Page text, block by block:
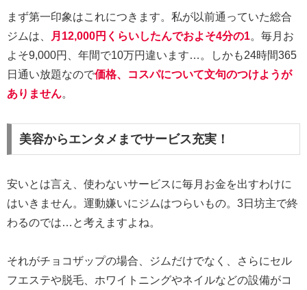
まず第一印象はこれにつきます。私が以前通っていた総合
ジムは、
月12,000円くらいしたんでおよそ4分の1。毎月お
よそ9,000円、年間で10万円違います…。しかも24時間365
日通い放題なので価格、コスパについて文句のつけようが
ありません。
美容からエンタメまでサービス充実！
安いとは言え、使わないサービスに毎月お金を出すわけに
はいきません。運動嫌いにジムはつらいもの。3日坊主で終
わるのでは…と考えますよね。
それがチョコザップの場合、ジムだけでなく、さらにセル
フエステや脱毛、ホワイトニングやネイルなどの設備がコ